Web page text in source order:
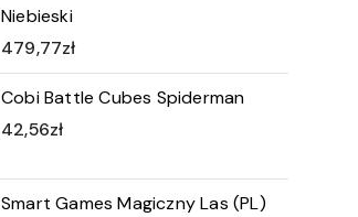
Niebieski
479,77zł
Cobi Battle Cubes Spiderman
42,56zł
Smart Games Magiczny Las (PL)